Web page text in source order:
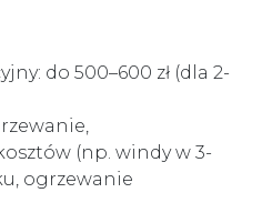
do 500–600 zł (dla 2-
(np. windy w 3-
ogrzewanie